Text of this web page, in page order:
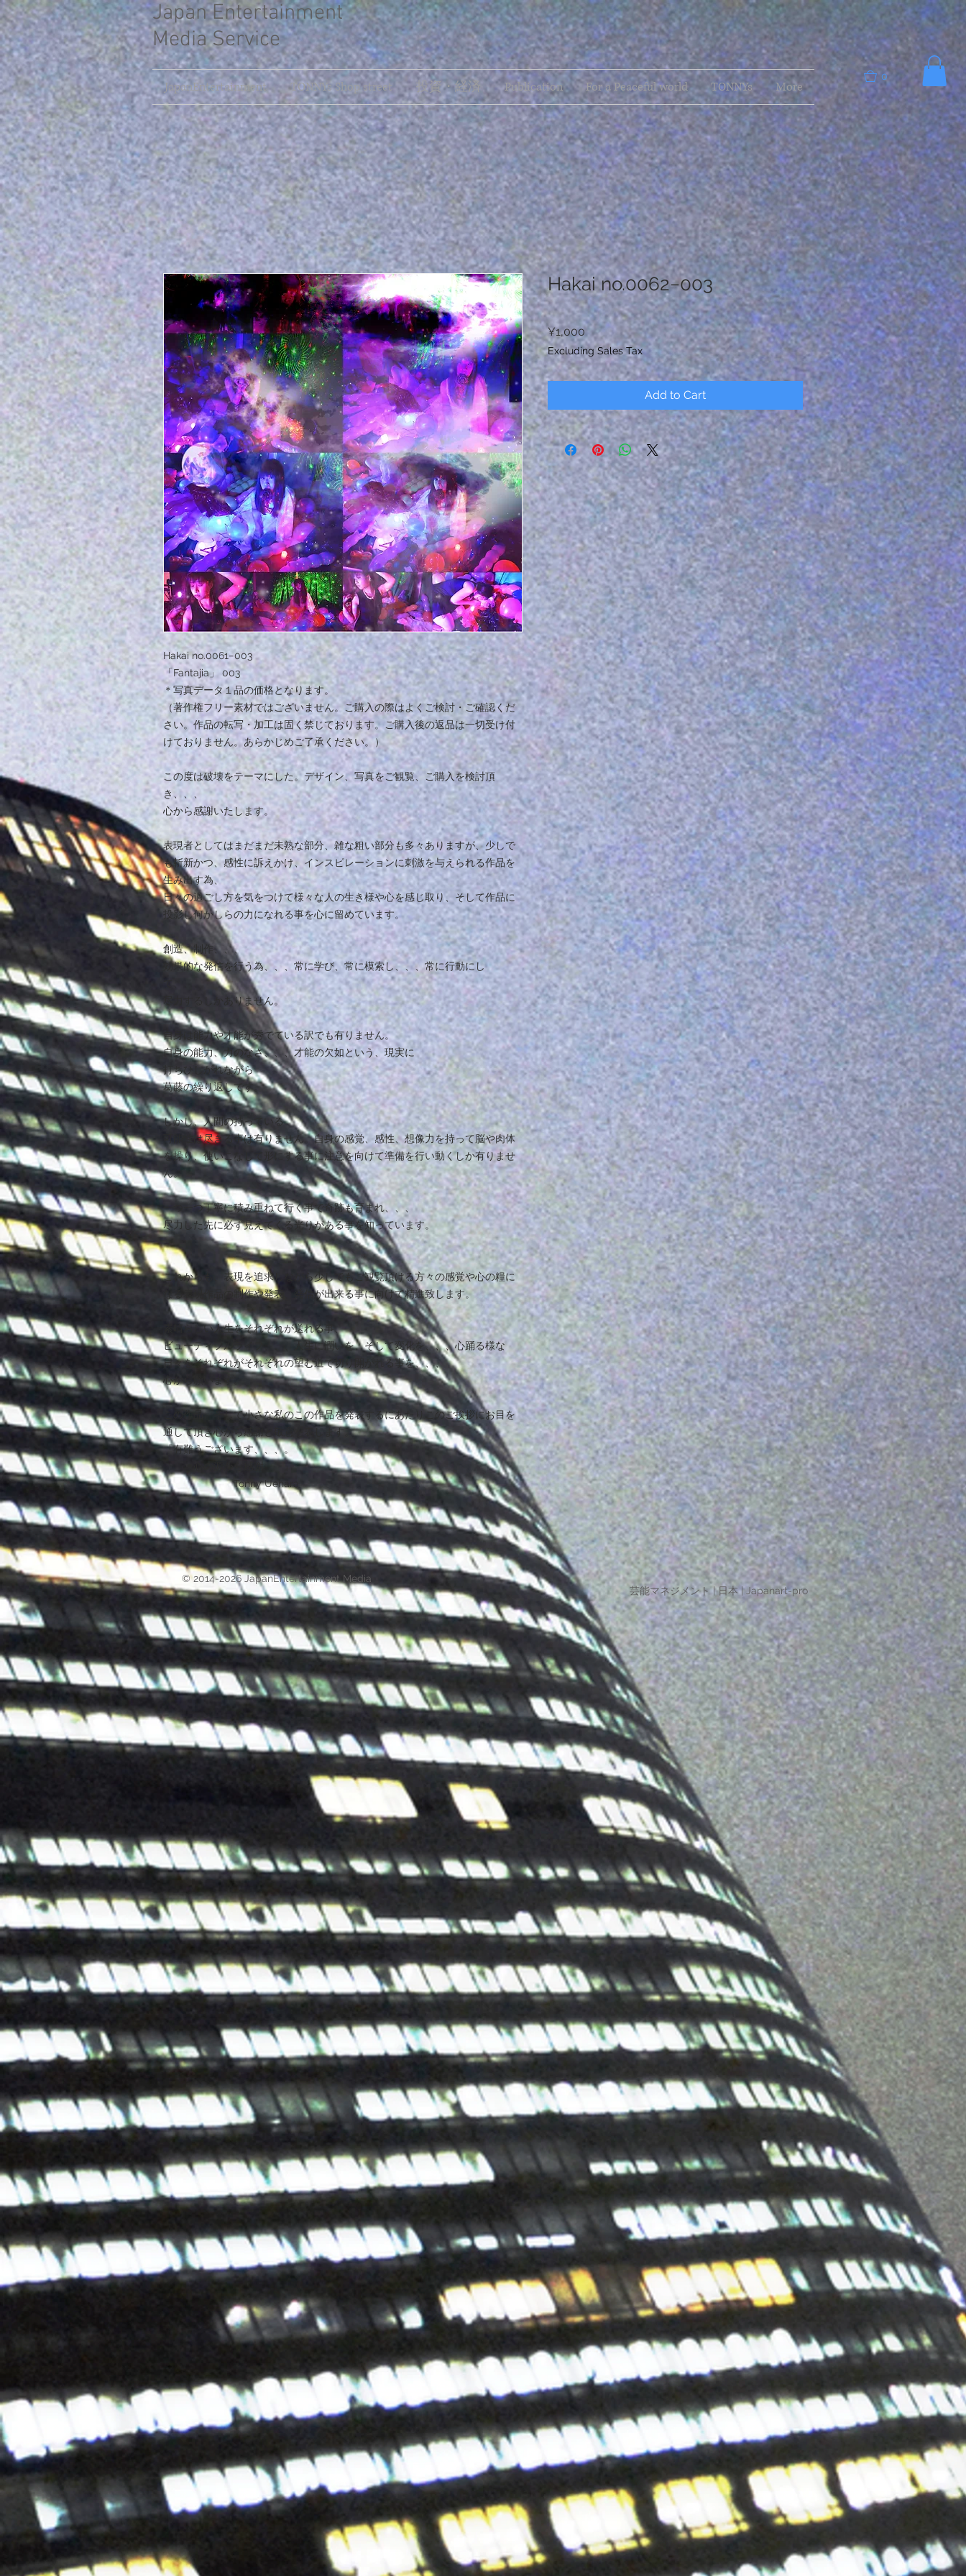
Japan Entertainment
Media Service
JapanEntertainment TONNYs Shop street 投資・経済 Publication For a Peaceful world TONNYs More
0
Hakai no.0061−003
「Fantajia」 003
＊写真データ１品の価格となります。
（著作権フリー素材ではございません。ご購入の際はよくご検討・ご確認くだ
さい。作品の転写・加工は固く禁じております。ご購入後の返品は一切受け付
けておりません。あらかじめご了承ください。）
この度は破壊をテーマにした。デザイン、写真をご観覧、ご購入を検討頂
き、、、
心から感謝いたします。
表現者としてはまだまだ未熟な部分、雑な粗い部分も多々ありますが、少しで
も斬新かつ、感性に訴えかけ、インスピレーションに刺激を与えられる作品を
生み出す為、
日々の過ごし方を気をつけて様々な人の生き様や心を感じ取り、そして作品に
投影し何かしらの力になれる事を心に留めています。
創造、制作、、、
効果的な発信を行う為、、、常に学び、常に模索し、、、常に行動にし
尽力するしかありません。
自身は能力や才能が秀でている訳でも有りません。
自身の能力、力のなさ、、、才能の欠如という、現実に
打ちひしがれながら
葛藤の繰り返しです。
しかし、人間の持っている
可能性は尽きる事は有りません。自身の感覚、感性、想像力を持って脳や肉体
を操り、使いこなして形にする事に注意を向けて準備を行い動くしか有りませ
ん。
一つ一つ丁寧に積み重ねて行く事で奇跡も育まれ、、、
尽力した先に必ず見えてくる光りがある事を知っています。
これからも、表現を追求しながら少しでもご観覧頂ける方々の感覚や心の糧に
なる表現作品の制作や発表、発信が出来る事に向けて精進致します。
素晴らしい人生をそれぞれが送れる事、
ビューティフルライフ、、、人生に潤いを、そして変化を、、、心踊る様な
日々をそれぞれがそれぞれの望む道で切り開かれる事を、、、
心から願います。
この作品、そして小さな私のこの作品を発表するにあたりこのご挨拶にお目を
通して頂き心から感謝と敬意を表します。
『有難うございます、、、。
心の源から感謝 』
Tonny Uehara
Hakai no.0062−003
¥1,000Price
Excluding Sales Tax
Add to Cart
© 2014-2026 JapanEntertainment Media
芸能マネジメント | 日本 | Japanart-pro